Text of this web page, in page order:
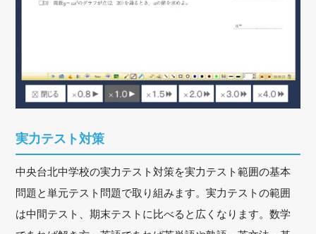
実力テスト対策
中央台北中学校の実力テスト対策を実力テスト範囲の基本
問題と単元テスト問題で取り組みます。実力テストの範囲
は中間テスト、期末テストに比べると広くなります。数学